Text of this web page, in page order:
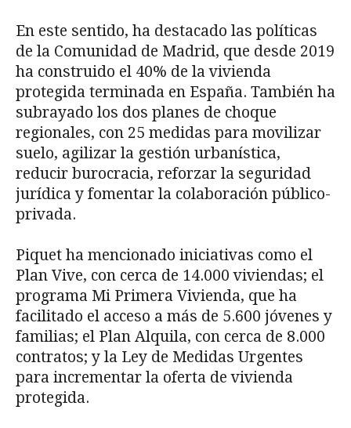
En este sentido, ha destacado las políticas
de la Comunidad de Madrid, que desde 2019
ha construido el 40% de la vivienda
protegida terminada en España. También ha
subrayado los dos planes de choque
regionales, con 25 medidas para movilizar
suelo, agilizar la gestión urbanística,
reducir burocracia, reforzar la seguridad
jurídica y fomentar la colaboración público-
privada.
Piquet ha mencionado iniciativas como el
Plan Vive, con cerca de 14.000 viviendas; el
programa Mi Primera Vivienda, que ha
facilitado el acceso a más de 5.600 jóvenes y
familias; el Plan Alquila, con cerca de 8.000
contratos; y la Ley de Medidas Urgentes
para incrementar la oferta de vivienda
protegida.